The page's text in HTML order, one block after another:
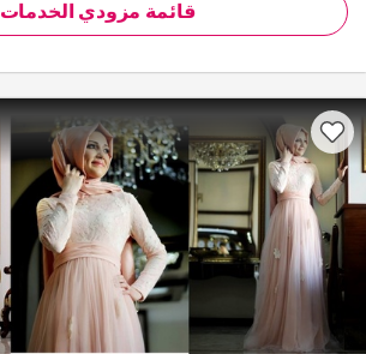
قائمة مزودي الخدمات